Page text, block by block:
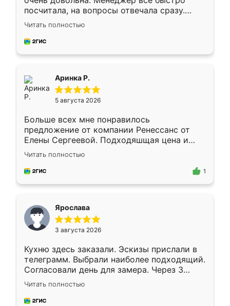
посчитала, на вопросы отвечала сразу.
Замерщик приехал в субботу, подошёл к
делу со всей ответственностью. Собрали
за день, ребята работали аккуратно, даже
Читать полностью
Аринка Р.
5 августа 2026
Больше всех мне понравилось
предложение от компании Ренессанс от
Елены Сергеевой. Подходяшщая цена и
короткие сроки изготовления. Приехавший
для замера сотрудник Владислав
предложил по моему эскизу самый
Читать полностью
1
Ярослава
3 августа 2026
Кухню здесь заказали. Эскизы прислали в
телеграмм. Выбрали наиболее подходящий.
Согласовали день для замера. Через 3
недели кухня была уже готова. Остались
довольны работой. Спасибо Ренессанс
мебель за качественную работу!
Читать полностью